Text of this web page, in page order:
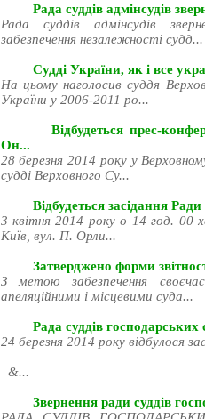
Рада суддів адмінсудів
Рада суддів адмінсудів
забезпечення незалежності судд...
Судді України, як і все
На цьому наголосив суддя
України у 2006-2011 ро...
Відбудеться прес-
Он...
28 березня 2014 року у
судді Верховного Су...
Відбудеться засідання
3 квітня 2014 року о 14 год. 00
Київ, вул. П. Орли...
Затверджено форми
З метою забезпечення
апеляційними і місцевими суда...
Рада суддів господарських
24 березня 2014 року відбулося
&...
Звернення ради суддів